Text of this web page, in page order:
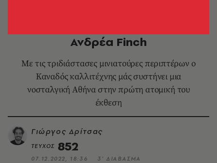
Ανδρέα Finch
Mε τις τριδιάστασες μινιατούρες περιπτέρων ο
Καναδός καλλιτέχνης μάς συστήνει μια
νοσταλγική Αθήνα στην πρώτη ατομική του
έκθεση
Γιώργος Δρίτσας
ΤΕΥΧΟΣ 852
07.12.2022, 18:36
3’ ΔΙΑΒΑΣΜΑ